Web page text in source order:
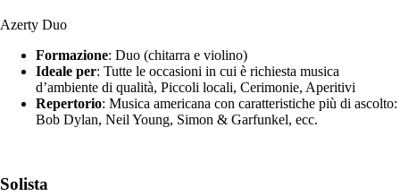
Azerty Duo
Formazione: Duo (chitarra e violino)
Ideale per: Tutte le occasioni in cui è richiesta musica
d’ambiente di qualità, Piccoli locali, Cerimonie, Aperitivi
Repertorio: Musica americana con caratteristiche più di ascolto:
Bob Dylan, Neil Young, Simon & Garfunkel, ecc.
Solista